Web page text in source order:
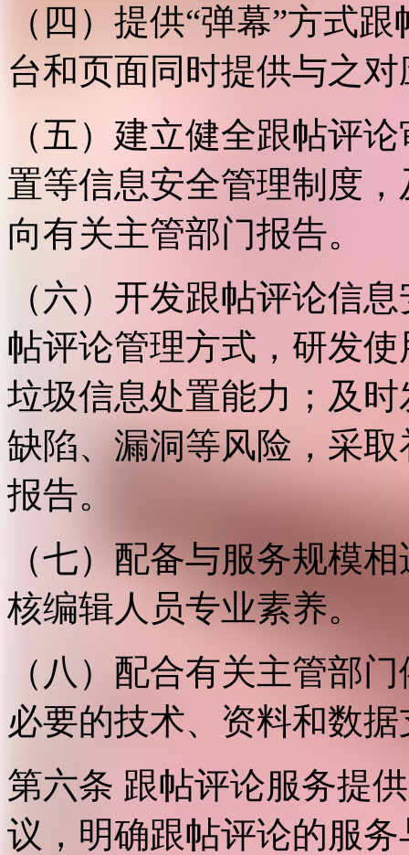
（四）提供“弹幕”方式
台和页面同时提供与之
（五）建立健全跟帖评
置等信息安全管理制度
向有关主管部门报告。
（六）开发跟帖评论信
帖评论管理方式，研发
垃圾信息处置能力；及
缺陷、漏洞等风险，采
报告。
（七）配备与服务规模
核编辑人员专业素养。
（八）配合有关主管部
必要的技术、资料和数
第六条 跟帖评论服务提
议，明确跟帖评论的服